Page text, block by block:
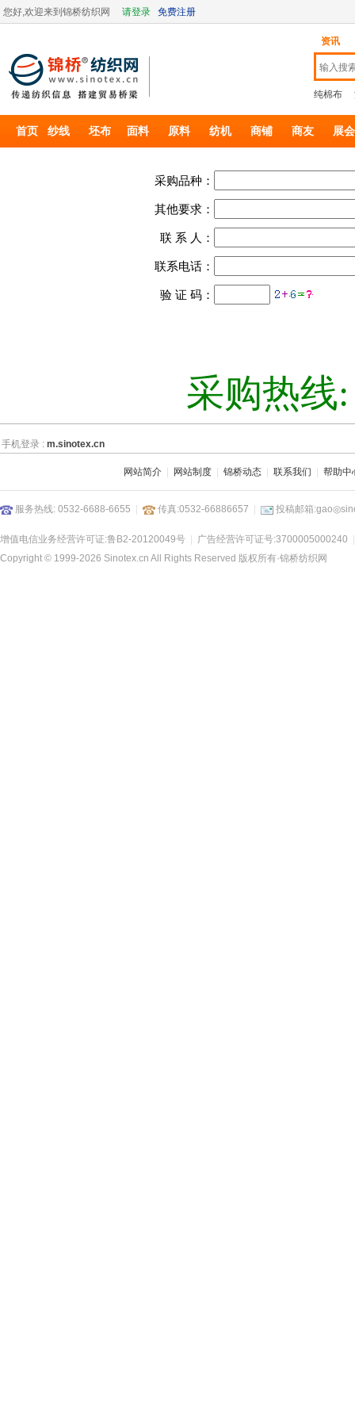
您好,欢迎来到锦桥纺织网 请登录 免费注册
资讯
纯棉布
首页 纱线 坯布 面料 原料 纺机 商铺 商友 展会
采购品种：
其他要求：
联 系 人：
联系电话：
验 证 码：
采购热线:
手机登录 : m.sinotex.cn
网站简介 网站制度 锦桥动态 联系我们 帮助中
服务热线: 0532-6688-6655 传真:0532-66886657 投稿邮箱
增值电信业务经营许可证:鲁B2-20120049号 广告经营许可证号:3700005000240
Copyright © 1999-2026 Sinotex.cn All Rights Reserved 版权所有·锦桥纺织网